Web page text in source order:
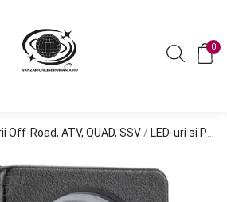
0
Off-Road, ATV, QUAD, SSV / LED-uri si Proiectoare Off-Road, ATV, SSV